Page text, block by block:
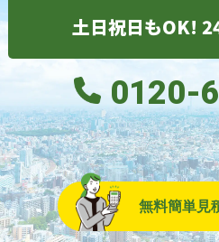
土日祝日もOK!
0120-
無料簡単見